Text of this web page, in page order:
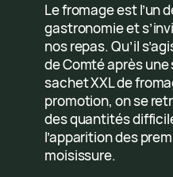
Le fromage est l’un
gastronomie et
nos repas. Qu’il
de Comté après
sachet XXL de
promotion, on se
des quantités
l’apparition des
moisissure.